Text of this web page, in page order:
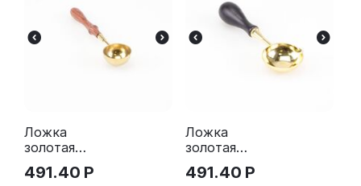
Ложка
золотая
большая
115х27 мм
491.40 Р
Ложка
золотая
большая с
черной
491.40 Р